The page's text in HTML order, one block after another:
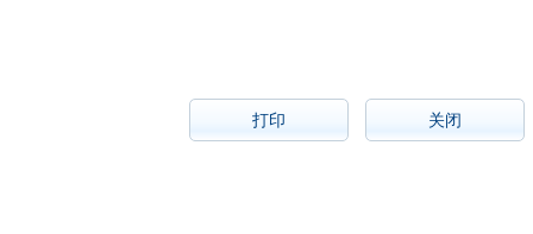
打印 关闭